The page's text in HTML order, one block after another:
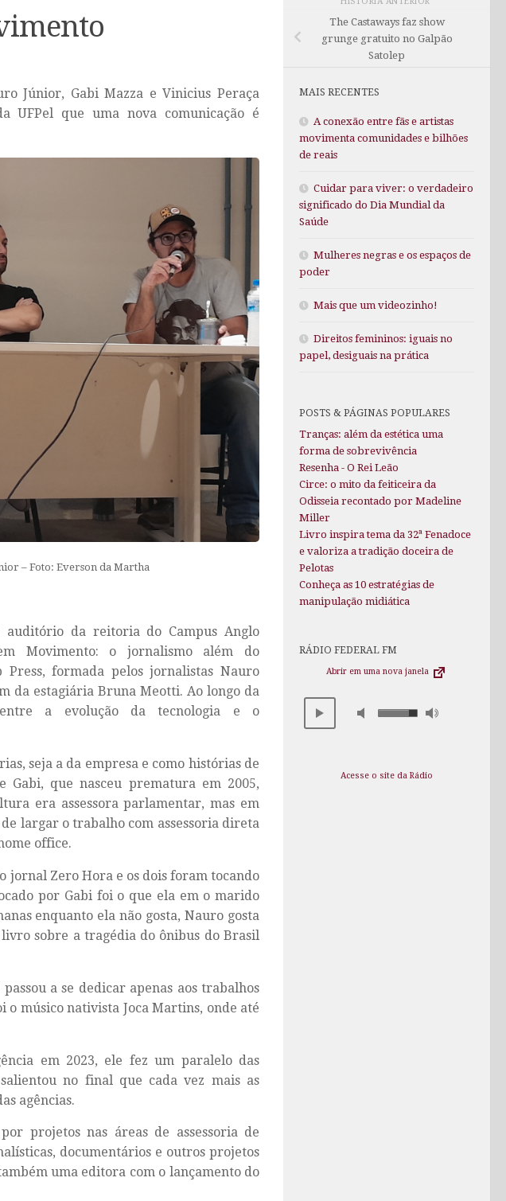
Júnior, Gabi Mazza e Vinicius Peraça
UFPel que uma nova comunicação é
– Foto: Everson da Martha
da reitoria do Campus Anglo
Movimento: o jornalismo além do
Press, formada pelos jornalistas Nauro
da estagiária Bruna Meotti. Ao longo da
a evolução da tecnologia e o
seja a da empresa e como histórias de
que nasceu prematura em 2005,
era assessora parlamentar, mas em
largar o trabalho com assessoria direta
office.
jornal Zero Hora e os dois foram tocando
por Gabi foi o que ela em o marido
enquanto ela não gosta, Nauro gosta
sobre a tragédia do ônibus do Brasil
a se dedicar apenas aos trabalhos
músico nativista Joca Martins, onde até
em 2023, ele fez um paralelo das
no final que cada vez mais as
agências.
projetos nas áreas de assessoria de
documentários e outros projetos
uma editora com o lançamento do
The Castaways faz show
grunge gratuito no Galpão
Satolep
MAIS RECENTES
A conexão entre fãs e artistas
movimenta comunidades e bilhões
de reais
Cuidar para viver: o verdadeiro
significado do Dia Mundial da
Saúde
Mulheres negras e os espaços de
poder
Mais que um videozinho!
Direitos femininos: iguais no
papel, desiguais na prática
POSTS & PÁGINAS POPULARES
Tranças: além da estética uma
forma de sobrevivência
Resenha - O Rei Leão
Circe: o mito da feiticeira da
Odisseia recontado por Madeline
Miller
Livro inspira tema da 32ª Fenadoce
e valoriza a tradição doceira de
Pelotas
Conheça as 10 estratégias de
manipulação midiática
RÁDIO FEDERAL FM
Abrir em uma nova janela
Acesse o site da Rádio